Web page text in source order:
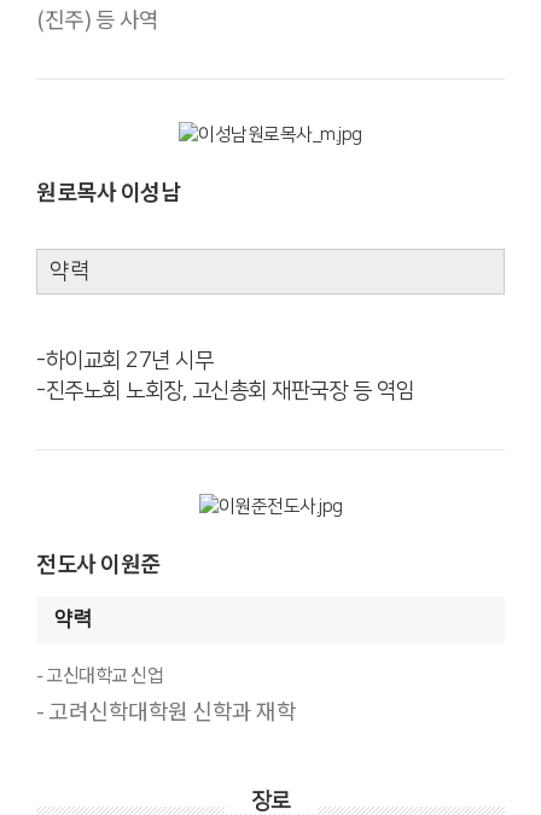
(진주) 등 사역
원로목사 이성남
약력
-하이교회 27년 시무
-진주노회 노회장, 고신총회 재판국장 등 역임
전도사 이원준
약력
- 고신대학교 신업
- 고려신학대학원 신학과 재학
장로